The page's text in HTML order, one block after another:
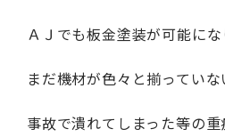
ＡＪでも板金塗装が可能に
まだ機材が色々と揃っていな
事故で潰れてしまった等の